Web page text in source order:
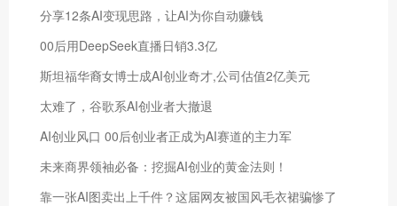
分享12条AI变现思路，让AI为你自动赚钱
00后用DeepSeek直播日销3.3亿
斯坦福华裔女博士成AI创业奇才,公司估值2亿美元
太难了，谷歌系AI创业者大撤退
AI创业风口 00后创业者正成为AI赛道的主力军
未来商界领袖必备：挖掘AI创业的黄金法则！
靠一张AI图卖出上千件？这届网友被国风毛衣裙骗惨了